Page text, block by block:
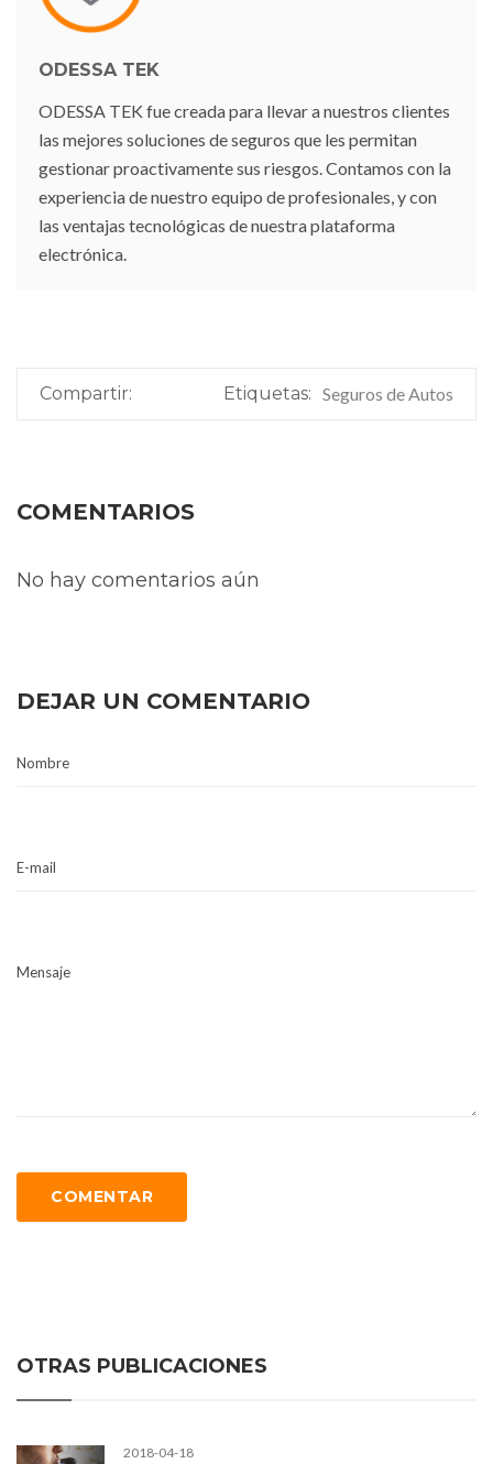
ODESSA TEK
ODESSA TEK fue creada para llevar a nuestros clientes
las mejores soluciones de seguros que les permitan
gestionar proactivamente sus riesgos. Contamos con la
experiencia de nuestro equipo de profesionales, y con
las ventajas tecnológicas de nuestra plataforma
electrónica.
Compartir: Etiquetas: Seguros de Autos
COMENTARIOS
No hay comentarios aún
DEJAR UN COMENTARIO
Nombre
E-mail
Mensaje
COMENTAR
OTRAS PUBLICACIONES
2018-04-18